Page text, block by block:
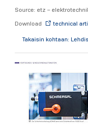
Source: etz –
Download
technical
Takaisin kohtaan: